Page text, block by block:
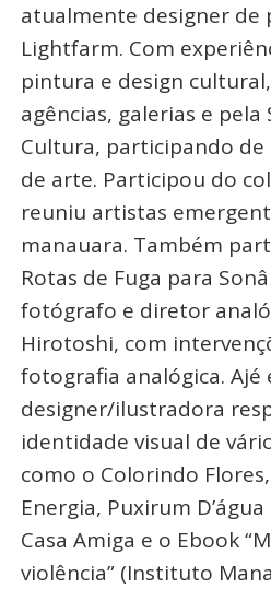
atualmente designer
Lightfarm. Com
pintura e design
agências, galerias e pela
Cultura, participando de
de arte. Participou do
reuniu artistas
manauara. Também
Rotas de Fuga para
fotógrafo e diretor
Hirotoshi, com
fotografia analógica. Ajé
designer/ilustradora
identidade visual de
como o Colorindo
Energia, Puxirum
Casa Amiga e o Ebook
violência” (Instituto